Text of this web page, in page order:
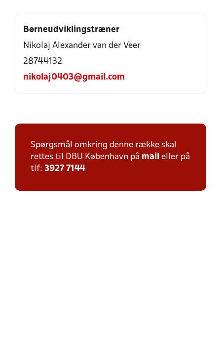
Børneudviklingstræner
Nikolaj Alexander van der Veer
28744132
nikolaj0403@gmail.com
Spørgsmål omkring denne række skal
rettes til DBU København på mail eller på
tlf: 3927 7144